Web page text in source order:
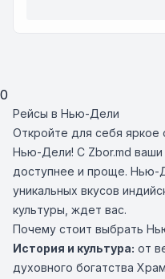
0
Рейсы в Нью-Дели
Откройте для себя яркое
Нью-Дели! С Zbor.md ваши
доступнее и проще. Нью-
уникальных вкусов
культуры, ждет вас.
Почему стоит выбрать
История и культура: от
духовного богатства